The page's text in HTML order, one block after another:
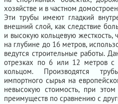
хозяйстве и в частном
Эти трубы имеют гладкий
внешний слой, как следствие
и высокую кольцевую жесткость,
на глубине до 16 метров,
ведутся строительные работы.
отрезках по 6 или 12 метров с
кольцом. Производятся
импортного сырья на
невысокую стоимость, при
преимуществ по сравнению с